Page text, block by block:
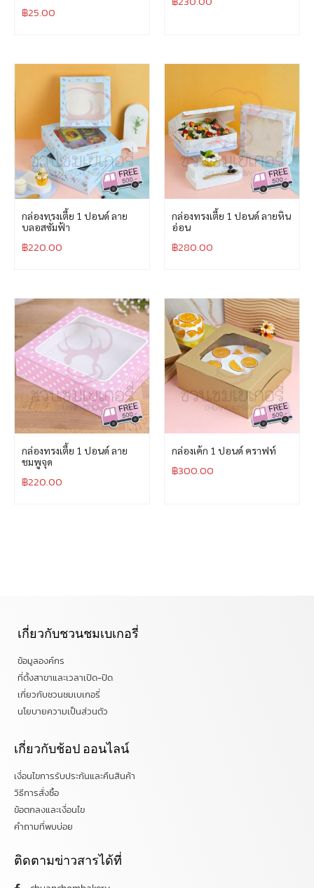
฿25.00
กล่องทรงเตี้ย 1 ปอนด์ ลาย
บลอสซั่มฟ้า
฿220.00
กล่องทรงเตี้ย 1 ปอนด์ ลายหิน
อ่อน
฿280.00
กล่องทรงเตี้ย 1 ปอนด์ ลาย
ชมพูจุด
฿220.00
กล่องเค้ก 1 ปอนด์ คราฟท์
฿300.00
เกี่ยวกับชวนชมเบเกอรี่
ข้อมูลองค์กร
ที่ตั้งสาขาและเวลาเปิด-ปิด
เกี่ยวกับชวนชมเบเกอรี่
นโยบายความเป็นส่วนตัว
เกี่ยวกับช้อป ออนไลน์
เงื่อนไขการรับประกันและคืนสินค้า
วิธีการสั่งซื้อ
ข้อตกลงและเงื่อนไข
คำถามที่พบบ่อย
ติดตามข่าวสารได้ที่